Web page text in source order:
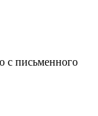
с письменного